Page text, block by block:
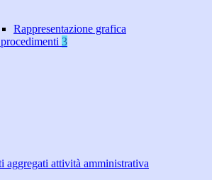
Rappresentazione grafica
3
aggregati attività amministrativa